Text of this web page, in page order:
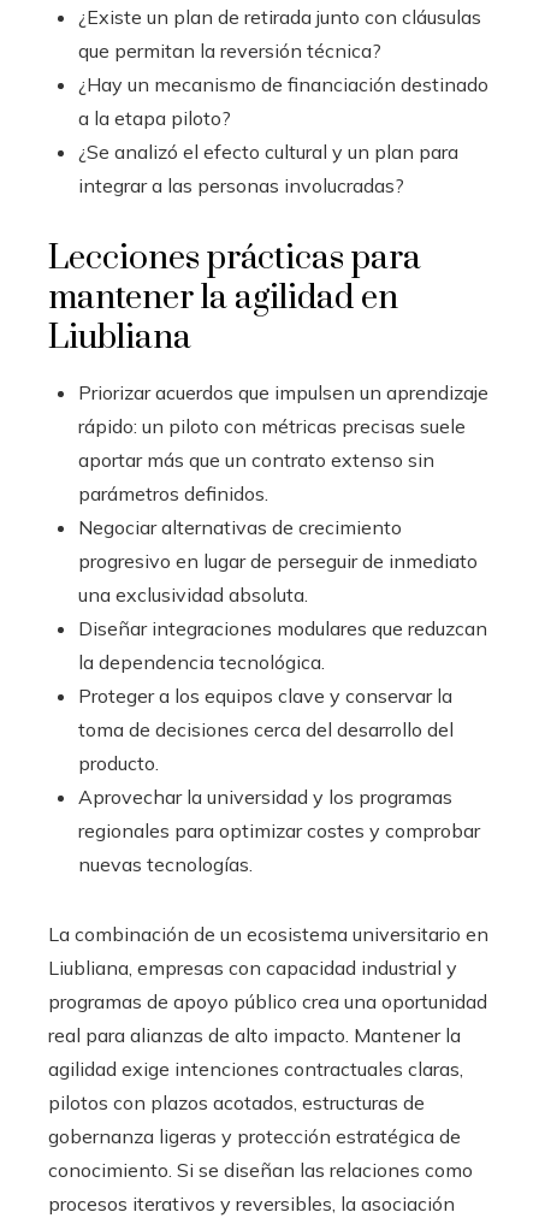
¿Existe un plan de retirada junto con cláusulas
que permitan la reversión técnica?
¿Hay un mecanismo de financiación destinado
a la etapa piloto?
¿Se analizó el efecto cultural y un plan para
integrar a las personas involucradas?
Lecciones prácticas para
mantener la agilidad en
Liubliana
Priorizar acuerdos que impulsen un aprendizaje
rápido: un piloto con métricas precisas suele
aportar más que un contrato extenso sin
parámetros definidos.
Negociar alternativas de crecimiento
progresivo en lugar de perseguir de inmediato
una exclusividad absoluta.
Diseñar integraciones modulares que reduzcan
la dependencia tecnológica.
Proteger a los equipos clave y conservar la
toma de decisiones cerca del desarrollo del
producto.
Aprovechar la universidad y los programas
regionales para optimizar costes y comprobar
nuevas tecnologías.
La combinación de un ecosistema universitario en
Liubliana, empresas con capacidad industrial y
programas de apoyo público crea una oportunidad
real para alianzas de alto impacto. Mantener la
agilidad exige intenciones contractuales claras,
pilotos con plazos acotados, estructuras de
gobernanza ligeras y protección estratégica de
conocimiento. Si se diseñan las relaciones como
procesos iterativos y reversibles, la asociación